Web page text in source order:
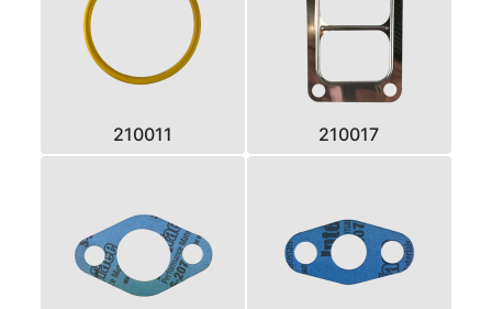
210011 210017